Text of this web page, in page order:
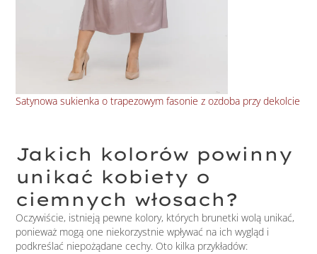
Satynowa sukienka o trapezowym fasonie z ozdoba przy dekolcie
Jakich kolorów powinny
unikać kobiety o
ciemnych włosach?
Oczywiście, istnieją pewne kolory, których brunetki wolą unikać,
ponieważ mogą one niekorzystnie wpływać na ich wygląd i
podkreślać niepożądane cechy. Oto kilka przykładów: